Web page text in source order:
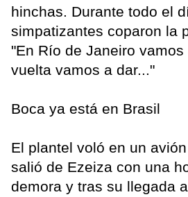
hinchas. Durante todo el
simpatizantes coparon la
"En Río de Janeiro
vuelta vamos a dar..."
Boca ya está en Brasil
El plantel voló en un
salió de Ezeiza con una
demora y tras su llegada